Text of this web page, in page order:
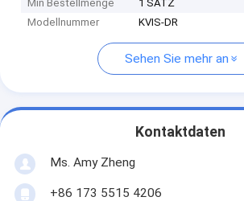
Min Bestellmenge
1 SATZ
Modellnummer
KVIS-DR
Sehen Sie mehr an
Kontaktdaten
Ms. Amy Zheng
+86 173 5515 4206